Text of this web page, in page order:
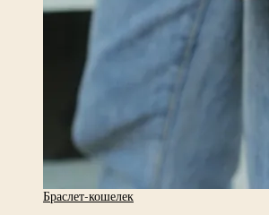
Браслет-кошелек